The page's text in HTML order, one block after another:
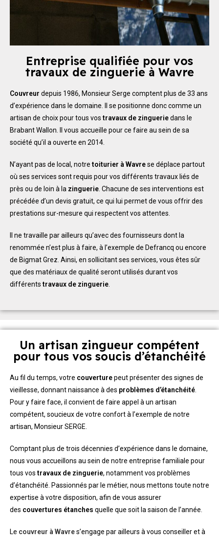
Entreprise qualifiée pour vos
travaux de zinguerie à Wavre
Couvreur depuis 1986, Monsieur Serge comptent plus de 33 ans
d’expérience dans le domaine. Il se positionne donc comme un
artisan de choix pour tous vostravaux de zingueriedans le
Brabant Wallon. Il vous accueille pour ce faire au sein de sa
société qu’il a ouverte en 2014.
N’ayant pas de local, notretoiturier à Wavrese déplace partout
où ses services sont requis pour vos différents travaux liés de
près ou de loin à la zinguerie. Chacune de ses interventions est
précédée d’un devis gratuit, ce qui lui permet de vous offrir des
prestations sur-mesure qui respectent vos attentes.
Il ne travaille par ailleurs qu’avec des fournisseurs dont la
renommée n’est plus à faire, à l’exemple de Defrancq ou encore
de Bigmat Grez. Ainsi, en sollicitant ses services, vous êtes sûr
que des matériaux de qualité seront utilisés durant vos
différentstravaux de zinguerie.
Un artisan zingueur compétent
pour tous vos soucis d’étanchéité
Au fil du temps, votre couverturepeut présenter des signes de
vieillesse, donnant naissance à des problèmes d’étanchéité.
Pour y faire face, il convient de faire appel à un artisan
compétent, soucieux de votre confort à l’exemple de notre
artisan, Monsieur SERGE.
Comptant plus de trois décennies d’expérience dans le domaine,
nous vous accueillons au sein de notre entreprise familiale pour
tous vostravaux de zinguerie, notamment vos problèmes
d’étanchéité. Passionnés par le métier, nous mettons toute notre
expertise à votre disposition, afin de vous assurer
des couvertures étanches quelle que soit la saison de l’année.
Le couvreur à Wavres’engage par ailleurs à vous conseiller et à